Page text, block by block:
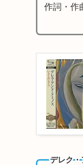
作詞・作
デレク